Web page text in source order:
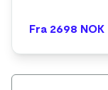
Fra 2698 NOK